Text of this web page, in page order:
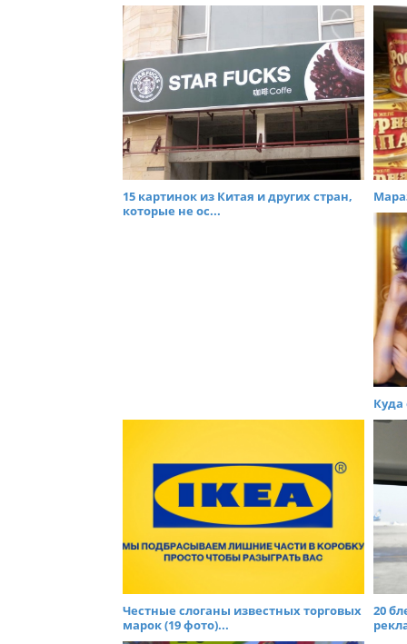
t
n
a
v
g
a
t
o
15 картинок из Китая и других стран,
которые не ос...
Куда
Честные слоганы известных торговых
марок (19 фото)...
20